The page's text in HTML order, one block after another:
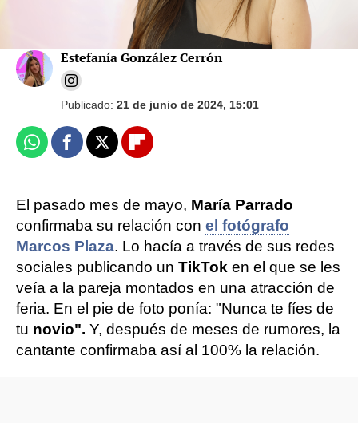
Estefanía González Cerrón
Publicado: 21 de junio de 2024, 15:01
WhatsappFacebook
X Flipboard
El pasado mes de mayo, María Parrado
confirmaba su relación con el fotógrafo
Marcos Plaza. Lo hacía a través de sus redes
sociales publicando un TikTok en el que se les
veía a la pareja montados en una atracción de
feria. En el pie de foto ponía: "Nunca te fíes de
tu novio". Y, después de meses de rumores, la
cantante confirmaba así al 100% la relación.